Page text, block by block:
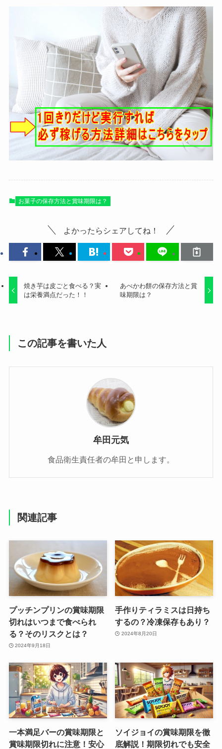
お菓子の保存方法と賞味期限は？
よかったらシェアしてね！
焼き芋は皮ごと食べる？実
は栄養満点だった！！
あべかわ餅の保存方法と賞
味期限は？
この記事を書いた人
牟田元気
食品衛生責任者の牟田と申します。
関連記事
プッチンプリンの賞味期限
切れはいつまで食べられ
る？そのリスクとは？
2024年9月18日
手作りティラミスは日持ち
するの？冷凍保存もあり？
2024年8月20日
一本満足バーの賞味期限と
賞味期限切れに注意！安心
ソイジョイの賞味期限を徹
底解説！期限切れでも安全